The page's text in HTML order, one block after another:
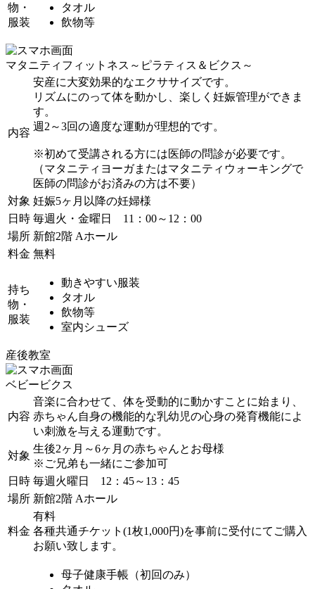
物・
服装
タオル
飲物等
マタニティフィットネス～ピラティス＆ビクス～
内容
安産に大変効果的なエクササイズです。
リズムにのって体を動かし、楽しく妊娠管理ができま
す。
週2～3回の適度な運動が理想的です。
※初めて受講される方には医師の問診が必要です。
（マタニティヨーガまたはマタニティウォーキングで
医師の問診がお済みの方は不要）
対象 妊娠5ヶ月以降の妊婦様
日時 毎週火・金曜日 11：00～12：00
場所 新館2階 Aホール
料金 無料
持ち
物・
服装
動きやすい服装
タオル
飲物等
室内シューズ
産後教室
ベビービクス
内容
音楽に合わせて、体を受動的に動かすことに始まり、
赤ちゃん自身の機能的な乳幼児の心身の発育機能によ
い刺激を与える運動です。
対象
生後2ヶ月～6ヶ月の赤ちゃんとお母様
※ご兄弟も一緒にご参加可
日時 毎週火曜日 12：45～13：45
場所 新館2階 Aホール
料金
有料
各種共通チケット(1枚1,000円)を事前に受付にてご購入
お願い致します。
母子健康手帳（初回のみ）